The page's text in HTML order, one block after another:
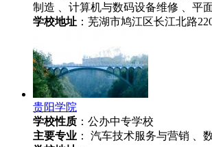
制造 、计算机与数码设备维修 、平
学校地址 ：芜湖市鸠江区长江北路
贵阳学院
学校性质 ：公办中专学校
主要专业 ： 汽车技术服务与营销 、